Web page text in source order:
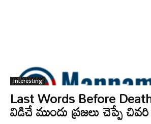
Interesting
Last Words Before
విడిచే ముందు ప్రజలు చెప్పే